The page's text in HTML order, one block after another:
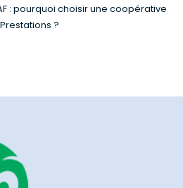
: pourquoi choisir une coopérative
?